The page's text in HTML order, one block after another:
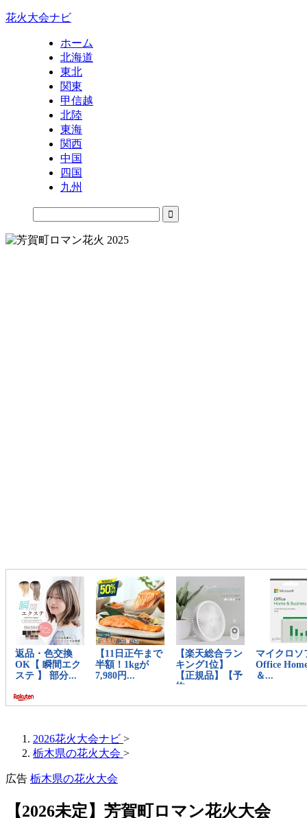
花火大会ナビ
ホーム
北海道
東北
関東
甲信越
北陸
東海
関西
中国
四国
九州
2026花火大会ナビ >
栃木県の花火大会 >
広告 栃木県の花火大会
【2026未定】芳賀町ロマン花火大会